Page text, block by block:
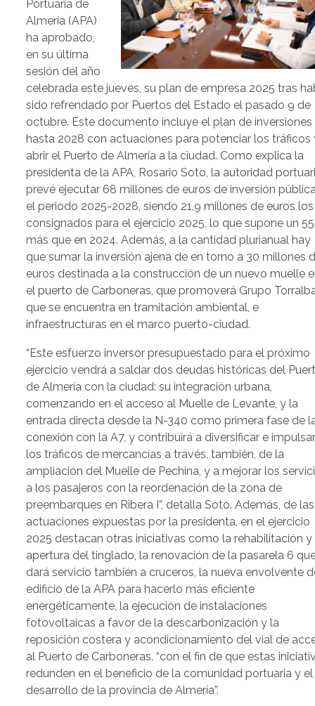
Portuaria de
Almería (APA)
ha aprobado,
en su última
sesión del año
celebrada este jueves, su plan de empresa 2025 tras
sido refrendado por Puertos del Estado el pasado 9 de
octubre. Este documento incluye el plan de inversiones
hasta 2028 con actuaciones para potenciar los tráficos
abrir el Puerto de Almería a la ciudad. Como explica la
presidenta de la APA, Rosario Soto, la autoridad
prevé ejecutar 68 millones de euros de inversión
el periodo 2025-2028, siendo 21,9 millones de euros los
consignados para el ejercicio 2025, lo que supone un
más que en 2024. Además, a la cantidad plurianual hay
que sumar la inversión ajena de en torno a 30 millones
euros destinada a la construcción de un nuevo muelle
el puerto de Carboneras, que promoverá Grupo
que se encuentra en tramitación ambiental, e
infraestructuras en el marco puerto-ciudad.
“Este esfuerzo inversor presupuestado para el próximo
ejercicio vendrá a saldar dos deudas históricas del
de Almería con la ciudad: su integración urbana,
comenzando en el acceso al Muelle de Levante, y la
entrada directa desde la N-340 como primera fase de
conexión con la A7, y contribuirá a diversificar e
los tráficos de mercancías a través, también, de la
ampliación del Muelle de Pechina, y a mejorar los
a los pasajeros con la reordenación de la zona de
preembarques en Ribera I”, detalla Soto. Además, de las
actuaciones expuestas por la presidenta, en el ejercicio
2025 destacan otras iniciativas como la rehabilitación y
apertura del tinglado, la renovación de la pasarela 6
dará servicio también a cruceros, la nueva envolvente
edificio de la APA para hacerlo más eficiente
energéticamente, la ejecución de instalaciones
fotovoltaicas a favor de la descarbonización y la
reposición costera y acondicionamiento del vial de
al Puerto de Carboneras. “con el fin de que estas
redunden en el beneficio de la comunidad portuaria y el
desarrollo de la provincia de Almería”.